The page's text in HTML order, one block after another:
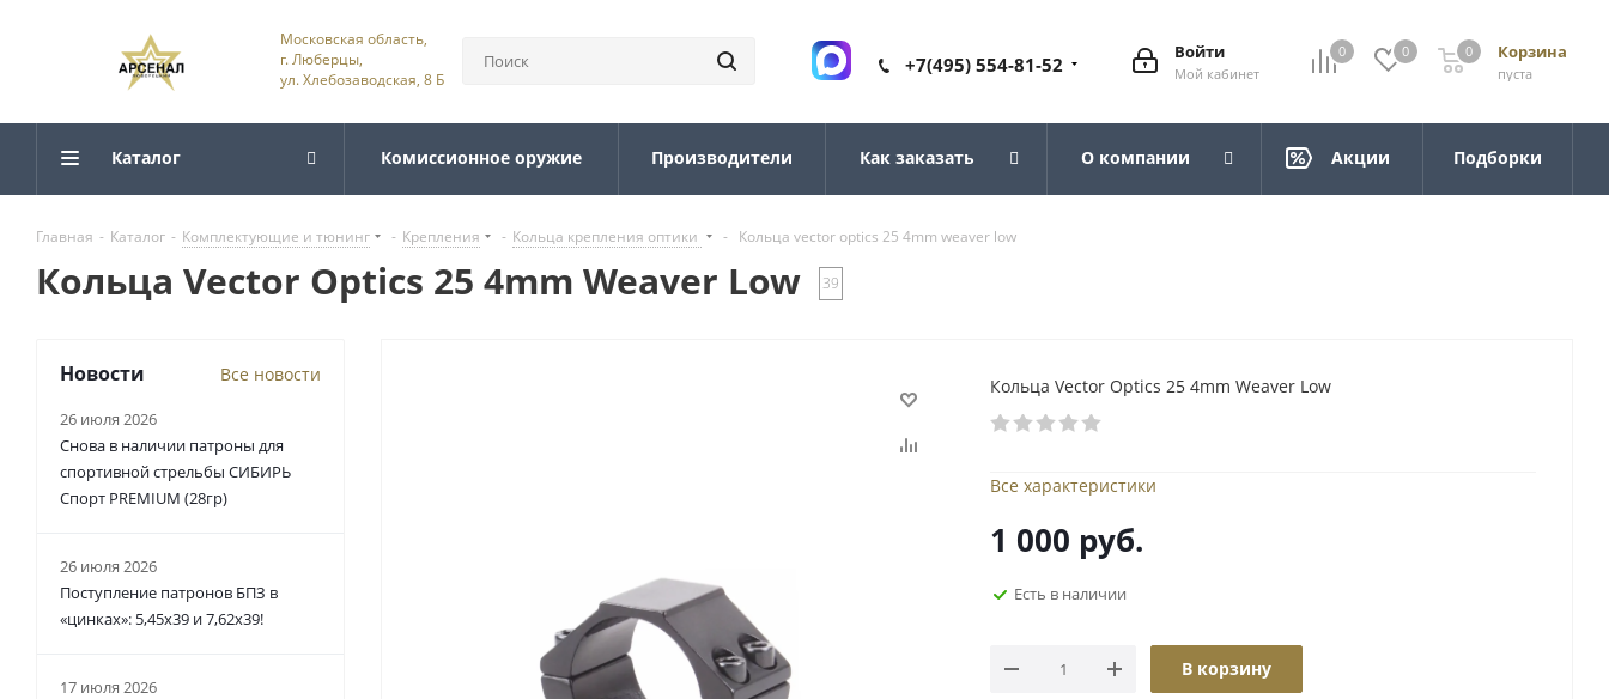
Московская область,
г. Люберцы,
ул. Хлебозаводская, 8 Б
0 0 Корзина
пуста
0
Войти
Мой кабинет
+7(495) 554-81-52
Каталог Комиссионное оружие Производители Как заказать О компании Акции Подборки
Главная - Каталог - Комплектующие и тюнинг - Крепления - Кольца крепления оптики - Кольца vector optics 25 4mm weaver low
Кольца Vector Optics 25 4mm Weaver Low 39
Кольца Vector Optics 25 4mm Weaver Low
Все характеристики
1 000 руб.
Есть в наличии
В корзину
Новости Все новости
26 июля 2026
Снова в наличии патроны для
спортивной стрельбы СИБИРЬ
Спорт PREMIUM (28гр)
26 июля 2026
Поступление патронов БПЗ в
«цинках»: 5,45х39 и 7,62х39!
17 июля 2026